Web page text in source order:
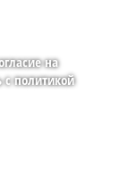
на
с политикой